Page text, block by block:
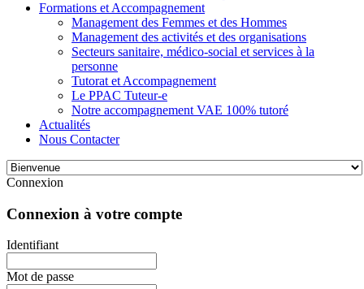
Formations et Accompagnement
Management des Femmes et des Hommes
Management des activités et des organisations
Secteurs sanitaire, médico-social et services à la
personne
Tutorat et Accompagnement
Le PPAC Tuteur-e
Notre accompagnement VAE 100% tutoré
Actualités
Nous Contacter
Connexion
Connexion à votre compte
Identifiant
Mot de passe